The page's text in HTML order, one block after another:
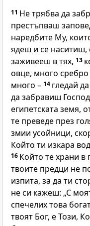
11 Не трябва да
престъпваш
наредбите Му,
ядеш и се
заживееш в тях, 13
овце, много
много – 14 гледай
да забравиш
египетската земя,
те преведе през
змии усойници,
Който ти изкара
16 Който те храни в
твоите предци не
изпита, за да ти
не си кажеш: „С
спечелих това
твоят Бог, е Този,